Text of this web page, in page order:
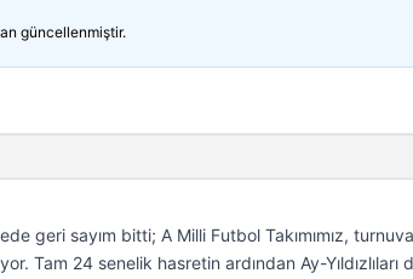
güncellenmiştir.
geri sayım bitti; A Milli Futbol Takımımız,
Tam 24 senelik hasretin ardından Ay-Yıldızlıları